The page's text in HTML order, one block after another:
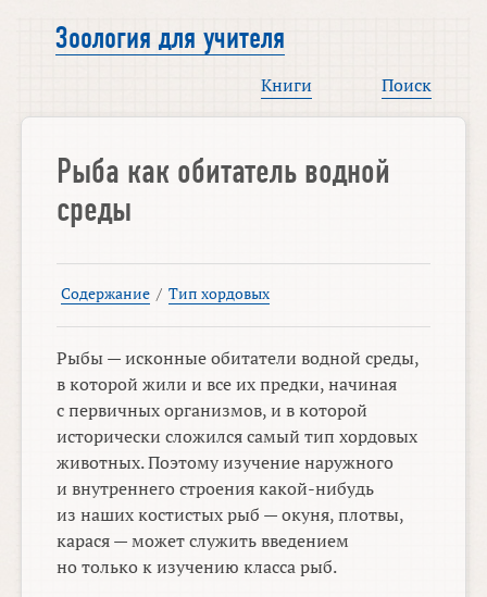
Зоология для учителя
Книги Поиск
Рыба как обитатель водной
среды
Содержание / Тип хордовых
Рыбы — исконные обитатели водной среды,
в которой жили и все их предки, начиная
с первичных организмов, и в которой
исторически сложился самый тип хордовых
животных. Поэтому изучение наружного
и внутреннего строения какой-нибудь
из наших костистых рыб — окуня, плотвы,
карася — может служить введением
но только к изучению класса рыб.